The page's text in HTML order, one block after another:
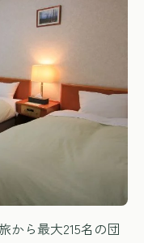
から最大215名の団